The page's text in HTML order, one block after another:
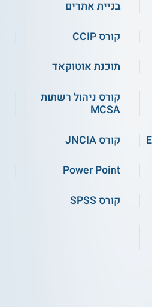
קורס נכס דיגיטלי מניב
מתנה!)
אורט קריית ביאליק - הנדסאי
בניית אתרים
קורס CCIP
תוכנת אוטוקאד
קורס ניהול רשתות
MCSA
קורס JNCIA
Power Point
קורס SPSS